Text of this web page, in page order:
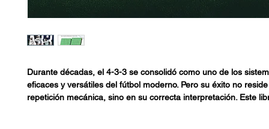
Durante décadas, el 4-3-3 se consolidó como uno de los
eficaces y versátiles del fútbol moderno. Pero su éxito no
repetición mecánica, sino en su correcta interpretación. Este